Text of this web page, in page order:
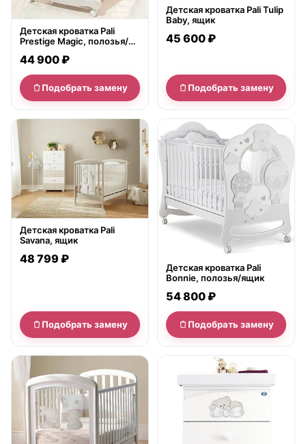
Детская кроватка Pali
Prestige Magic, полозья/
44 900 ₽
Подобрать замену
Детская кроватка Pali Tulip
Baby, ящик
45 600 ₽
Подобрать замену
Детская кроватка Pali
Savana, ящик
48 799 ₽
Подобрать замену
нет в продаже
Детская кроватка Pali
Bonnie, полозья/ящик
54 800 ₽
Подобрать замену
нет в продаже нет в продаже